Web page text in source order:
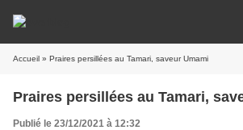
Accueil » Praires persillées au Tamari, saveur Umami
Praires persillées au Tamari,
Publié le 23/12/2021 à 12:32